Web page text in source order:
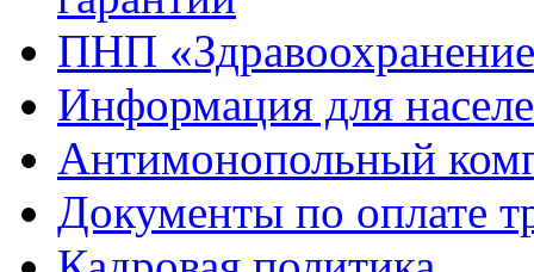
ПНП
Информация для
Антимонопольный
Документы по оплате